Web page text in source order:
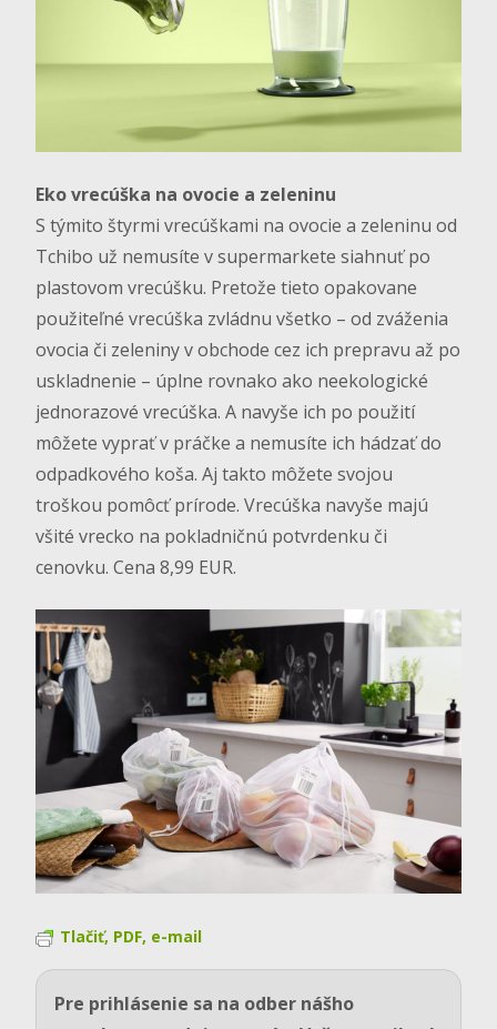
Eko vrecúška na ovocie a zeleninu
S týmito štyrmi vrecúškami na ovocie a zeleninu od
Tchibo už nemusíte v supermarkete siahnuť po
plastovom vrecúšku. Pretože tieto opakovane
použiteľné vrecúška zvládnu všetko – od zváženia
ovocia či zeleniny v obchode cez ich prepravu až po
uskladnenie – úplne rovnako ako neekologické
jednorazové vrecúška. A navyše ich po použití
môžete vyprať v práčke a nemusíte ich hádzať do
odpadkového koša. Aj takto môžete svojou
troškou pomôcť prírode. Vrecúška navyše majú
všité vrecko na pokladničnú potvrdenku či
cenovku. Cena 8,99 EUR.
Tlačiť, PDF, e-mail
Pre prihlásenie sa na odber nášho